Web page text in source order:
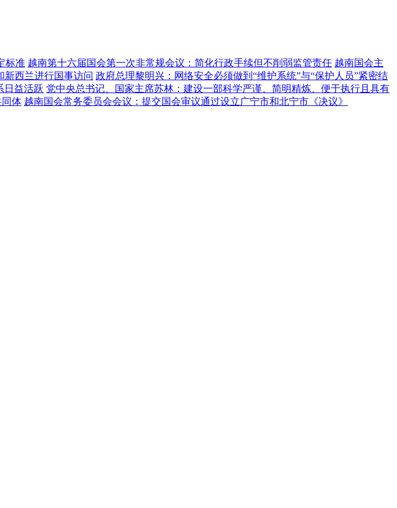
标准 越南第十六届国会第一次非常规会议：简化行政手续但不削弱监管责任 越南国会主
新西兰进行国事访问 政府总理黎明兴：网络安全必须做到“维护系统”与“保护人员”紧密结
日益活跃 党中央总书记、国家主席苏林：建设一部科学严谨、简明精炼、便于执行且具有
体 越南国会常务委员会会议：提交国会审议通过设立广宁市和北宁市《决议》